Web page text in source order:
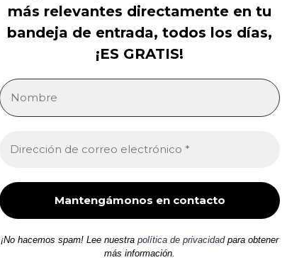
más relevantes directamente en tu
bandeja de entrada, todos los días,
¡ES GRATIS!
¡No hacemos spam! Lee nuestra política de privacidadpara obtener
más información.